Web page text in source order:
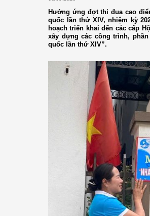
Hưởng ứng đợt thi đua cao
quốc lần thứ XIV, nhiệm kỳ
hoạch triển khai đến các cấp
xây dựng các công trình,
quốc lần thứ XIV”.